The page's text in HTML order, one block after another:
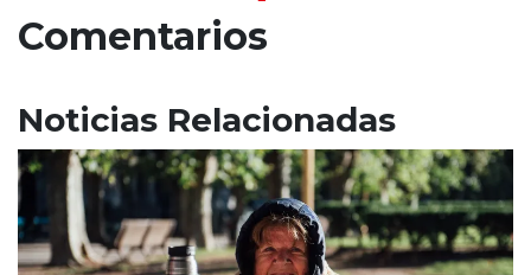
Comentarios
Noticias Relacionadas